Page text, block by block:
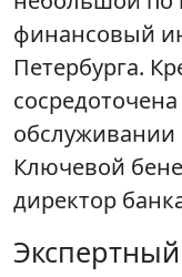
финансовый
Петербурга.
обслуживании
Ключевой
директор